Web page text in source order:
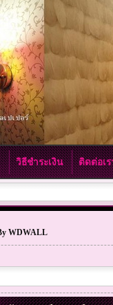
วิธีชำระเงิน ติดต่อเ
WDWALL